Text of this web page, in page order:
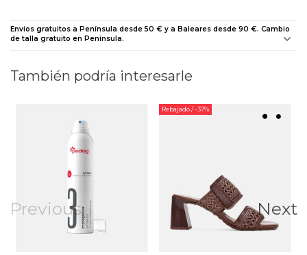
Envíos gratuitos a Península desde 50 € y a Baleares desde 90 €. Cambio
de talla gratuito en Península.
También podría interesarle
Previous
Rebajado/ -37%
Next